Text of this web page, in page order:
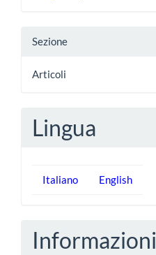
Sezione
Articoli
Lingua
Italiano English
Informazioni